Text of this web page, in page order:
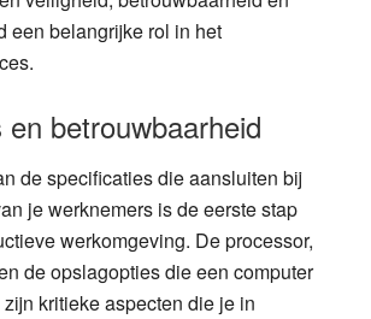
een belangrijke rol in het
betrouwbaarheid
de specificaties die aansluiten bij
je werknemers is de eerste stap
werkomgeving. De processor,
de opslagopties die een computer
kritieke aspecten die je in